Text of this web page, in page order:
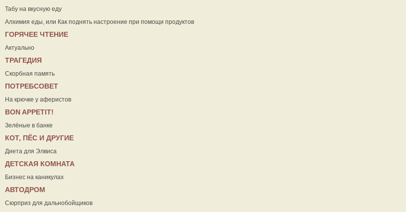
Табу на вкусную еду
Алхимия еды, или Как поднять настроение при помощи продуктов
ГОРЯЧЕЕ ЧТЕНИЕ
Актуально
ТРАГЕДИЯ
Скорбная память
ПОТРЕБСОВЕТ
На крючке у аферистов
ВON APPETIT!
Зелёные в банке
КОТ, ПЁС И ДРУГИЕ
Диета для Элвиса
ДЕТСКАЯ КОМНАТА
Бизнес на каникулах
АВТОДРОМ
Сюрприз для дальнобойщиков